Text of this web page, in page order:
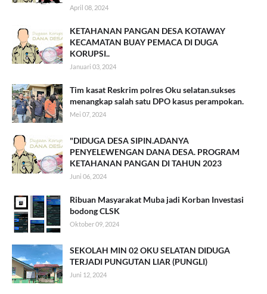
April 08, 2024
KETAHANAN PANGAN DESA KOTAWAY
KECAMATAN BUAY PEMACA DI DUGA
KORUPSI..
Januari 03, 2024
Tim kasat Reskrim polres Oku selatan.sukses
menangkap salah satu DPO kasus perampokan.
Mei 07, 2024
"DIDUGA DESA SIPIN.ADANYA
PENYELEWENGAN DANA DESA. PROGRAM
KETAHANAN PANGAN DI TAHUN 2023
Juni 06, 2024
Ribuan Masyarakat Muba jadi Korban Investasi
bodong CLSK
Oktober 09, 2024
SEKOLAH MIN 02 OKU SELATAN DIDUGA
TERJADI PUNGUTAN LIAR (PUNGLI)
Juni 12, 2024